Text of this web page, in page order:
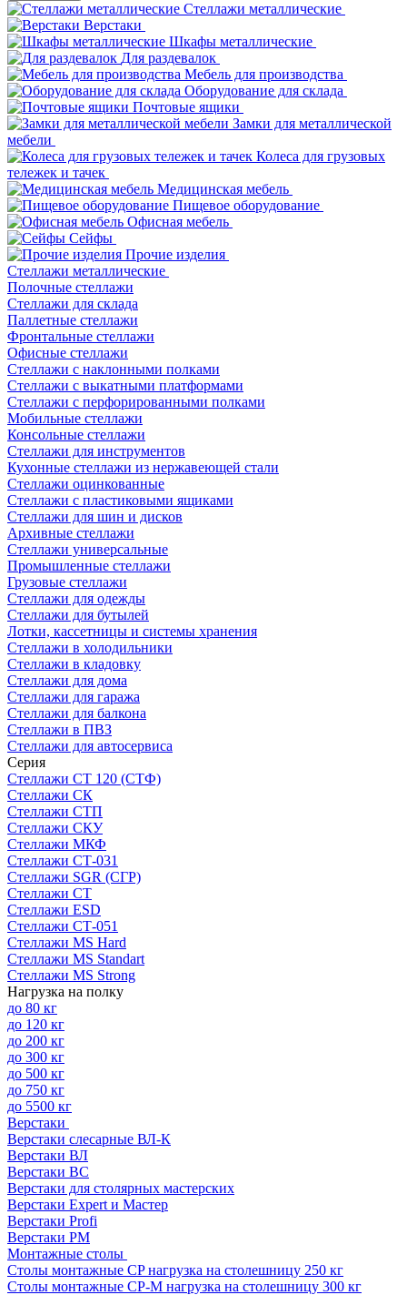
Стеллажи металлические
Верстаки
Шкафы металлические
Для раздевалок
Мебель для производства
Оборудование для склада
Почтовые ящики
Замки для металлической
мебели
Колеса для грузовых
тележек и тачек
Медицинская мебель
Пищевое оборудование
Офисная мебель
Сейфы
Прочие изделия
Стеллажи металлические
Полочные стеллажи
Стеллажи для склада
Паллетные стеллажи
Фронтальные стеллажи
Офисные стеллажи
Стеллажи с наклонными полками
Стеллажи с выкатными платформами
Стеллажи с перфорированными полками
Мобильные стеллажи
Консольные стеллажи
Стеллажи для инструментов
Кухонные стеллажи из нержавеющей стали
Стеллажи оцинкованные
Стеллажи с пластиковыми ящиками
Стеллажи для шин и дисков
Архивные стеллажи
Стеллажи универсальные
Промышленные стеллажи
Грузовые стеллажи
Стеллажи для одежды
Стеллажи для бутылей
Лотки, кассетницы и системы хранения
Стеллажи в холодильники
Стеллажи в кладовку
Стеллажи для дома
Стеллажи для гаража
Стеллажи для балкона
Стеллажи в ПВЗ
Стеллажи для автосервиса
Серия
Стеллажи СТ 120 (СТФ)
Стеллажи СК
Стеллажи СТП
Стеллажи СКУ
Стеллажи МКФ
Стеллажи СТ-031
Стеллажи SGR (СГР)
Стеллажи СТ
Стеллажи ESD
Стеллажи СТ-051
Стеллажи MS Hard
Стеллажи MS Standart
Стеллажи MS Strong
Нагрузка на полку
до 80 кг
до 120 кг
до 200 кг
до 300 кг
до 500 кг
до 750 кг
до 5500 кг
Верстаки
Верстаки слесарные ВЛ-К
Верстаки ВЛ
Верстаки ВС
Верстаки для столярных мастерских
Верстаки Expert и Мастер
Верстаки Profi
Верстаки РМ
Монтажные столы
Столы монтажные СP нагрузка на столешницу 250 кг
Столы монтажные СР-М нагрузка на столешницу 300 кг